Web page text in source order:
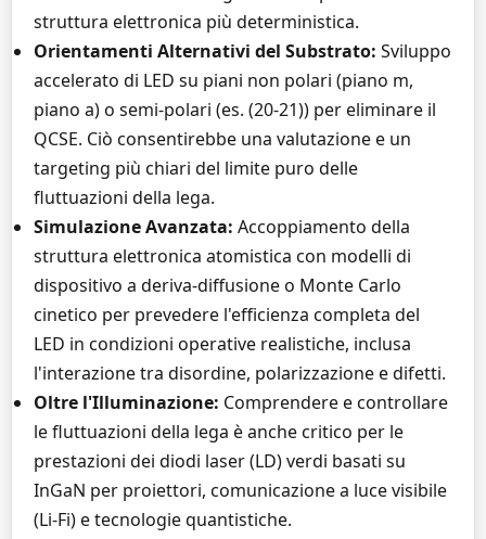
struttura elettronica più deterministica.
Orientamenti Alternativi del Substrato: Sviluppo
accelerato di LED su piani non polari (piano m,
piano a) o semi-polari (es. (20-21)) per eliminare il
QCSE. Ciò consentirebbe una valutazione e un
targeting più chiari del limite puro delle
fluttuazioni della lega.
Simulazione Avanzata: Accoppiamento della
struttura elettronica atomistica con modelli di
dispositivo a deriva-diffusione o Monte Carlo
cinetico per prevedere l'efficienza completa del
LED in condizioni operative realistiche, inclusa
l'interazione tra disordine, polarizzazione e difetti.
Oltre l'Illuminazione: Comprendere e controllare
le fluttuazioni della lega è anche critico per le
prestazioni dei diodi laser (LD) verdi basati su
InGaN per proiettori, comunicazione a luce visibile
(Li-Fi) e tecnologie quantistiche.